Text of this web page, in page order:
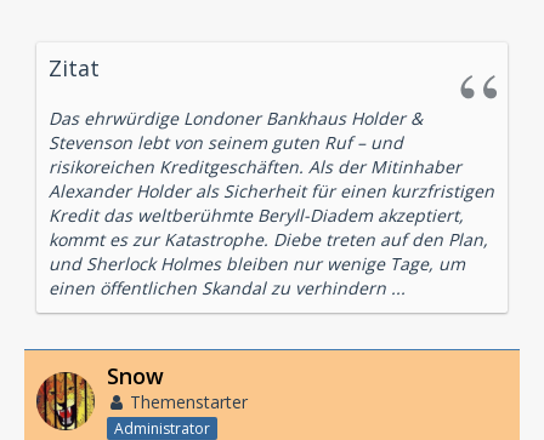
Zitat
Das ehrwürdige Londoner Bankhaus Holder &
Stevenson lebt von seinem guten Ruf – und
risikoreichen Kreditgeschäften. Als der Mitinhaber
Alexander Holder als Sicherheit für einen kurzfristigen
Kredit das weltberühmte Beryll-Diadem akzeptiert,
kommt es zur Katastrophe. Diebe treten auf den Plan,
und Sherlock Holmes bleiben nur wenige Tage, um
einen öffentlichen Skandal zu verhindern ...
Snow
Themenstarter
Administrator